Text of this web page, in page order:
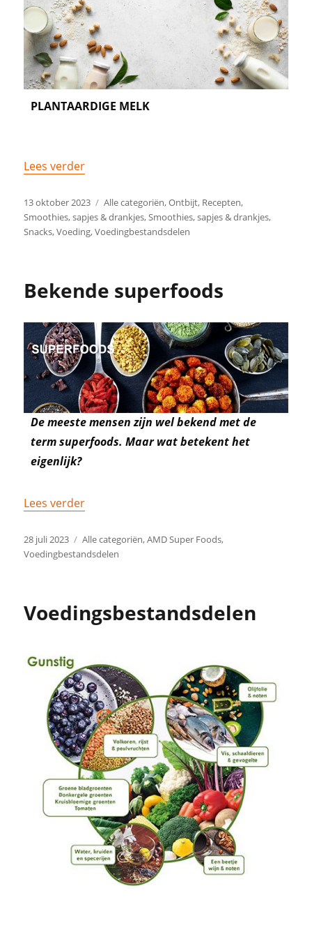
PLANTAARDIGE MELK
Lees verder
13 oktober 2023 Alle categoriën,Ontbijt, Recepten,
Smoothies, sapjes & drankjes,Smoothies, sapjes & drankjes,
Snacks,Voeding,Voedingbestandsdelen
Bekende superfoods
De meeste mensen zijn wel bekend met de
term superfoods. Maar wat betekent het
eigenlijk?
Lees verder
28 juli 2023 Alle categoriën,AMD Super Foods,
Voedingbestandsdelen
Voedingsbestandsdelen